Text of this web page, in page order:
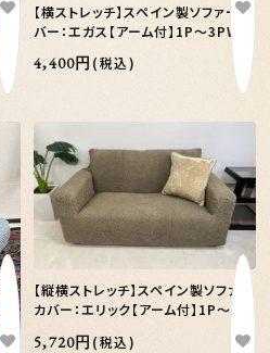
【横ストレッチ】スペイン製ソファーカ
バー：エガス【アーム付】1P～3PW
4,400円 (税込)
【縦横ストレッチ】スペイン製ソファー
カバー：エリック【アーム付】1P～3P
5,720円 (税込)